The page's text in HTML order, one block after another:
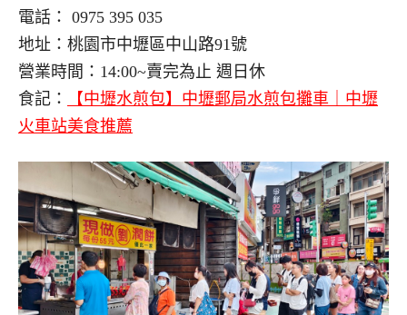
電話： 0975 395 035
地址：桃園市中壢區中山路91號
營業時間：14:00~賣完為止 週日休
食記：
【中壢水煎包】中壢郵局水煎包攤車｜中壢
火車站美食推薦